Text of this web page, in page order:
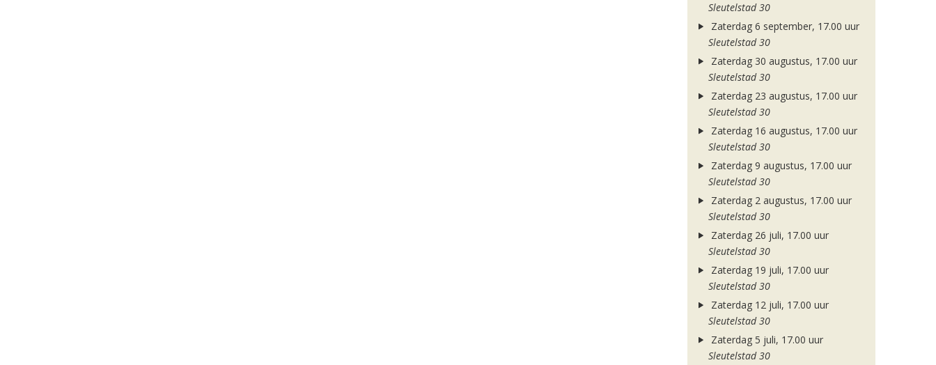
Sleutelstad 30
Zaterdag 6 september, 17.00 uur
Sleutelstad 30
Zaterdag 30 augustus, 17.00 uur
Sleutelstad 30
Zaterdag 23 augustus, 17.00 uur
Sleutelstad 30
Zaterdag 16 augustus, 17.00 uur
Sleutelstad 30
Zaterdag 9 augustus, 17.00 uur
Sleutelstad 30
Zaterdag 2 augustus, 17.00 uur
Sleutelstad 30
Zaterdag 26 juli, 17.00 uur
Sleutelstad 30
Zaterdag 19 juli, 17.00 uur
Sleutelstad 30
Zaterdag 12 juli, 17.00 uur
Sleutelstad 30
Zaterdag 5 juli, 17.00 uur
Sleutelstad 30